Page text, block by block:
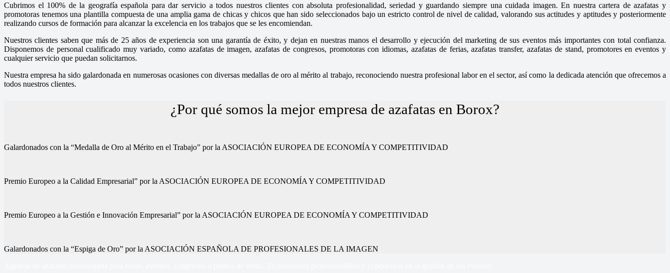
Cubrimos el 100% de la geografía española para dar servicio a todos nuestros clientes con absoluta profesionalidad, seriedad y guardando siempre una cuidada imagen. En nuestra cartera de azafatas y
promotoras tenemos una plantilla compuesta de una amplia gama de chicas y chicos que han sido seleccionados bajo un estricto control de nivel de calidad, valorando sus actitudes y aptitudes y posteriormente
realizando cursos de formación para alcanzar la excelencia en los trabajos que se les encomiendan.
Nuestros clientes saben que más de 25 años de experiencia son una garantía de éxito, y dejan en nuestras manos el desarrollo y ejecución del marketing de sus eventos más importantes con total confianza.
Disponemos de personal cualificado muy variado, como azafatas de imagen, azafatas de congresos, promotoras con idiomas, azafatas de ferias, azafatas transfer, azafatas de stand, promotores en eventos y
cualquier servicio que puedan solicitarnos.
Nuestra empresa ha sido galardonada en numerosas ocasiones con diversas medallas de oro al mérito al trabajo, reconociendo nuestra profesional labor en el sector, así como la dedicada atención que ofrecemos a
todos nuestros clientes.
¿Por qué somos la mejor empresa de azafatas en Borox?
Galardonados con la “Medalla de Oro al Mérito en el Trabajo” por la ASOCIACIÓN EUROPEA DE ECONOMÍA Y COMPETITIVIDAD
Premio Europeo a la Calidad Empresarial” por la ASOCIACIÓN EUROPEA DE ECONOMÍA Y COMPETITIVIDAD
Premio Europeo a la Gestión e Innovación Empresarial” por la ASOCIACIÓN EUROPEA DE ECONOMÍA Y COMPETITIVIDAD
Galardonados con la “Espiga de Oro” por la ASOCIACIÓN ESPAÑOLA DE PROFESIONALES DE LA IMAGEN